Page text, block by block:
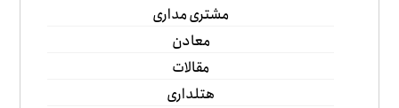
مشتری مداری
معادن
مقالات
هتلداری